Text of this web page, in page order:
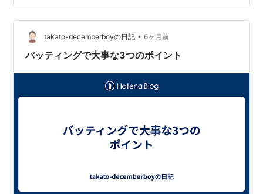
べきか‥‥ 御多分に洩れず、ウチの野球小僧も例外ではな
い。そんな中、今手探りで実践しているのが、すごく初
歩的な『ロジカルシンキング』。例えば試合中に凡打し
た打席について、帰りの車の中で振り…
takato-decemberboyの日記 • 6ヶ月前
バッティングで大事な3つのポイント